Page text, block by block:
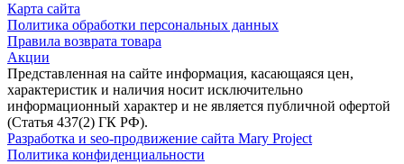
Карта сайта
Политика обработки персональных данных
Правила возврата товара
Акции
Представленная на сайте информация, касающаяся цен,
характеристик и наличия носит исключительно
информационный характер и не является публичной офертой
(Статья 437(2) ГК РФ).
Разработка и seo-продвижение сайта Mary Project
Политика конфиденциальности